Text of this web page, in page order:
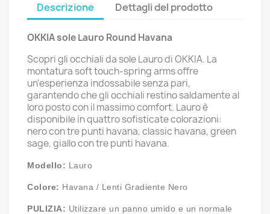
Descrizione Dettagli del prodotto
OKKIA sole Lauro Round Havana
Scopri gli occhiali da sole Lauro di OKKIA. La
montatura soft touch-spring arms offre
un'esperienza indossabile senza pari,
garantendo che gli occhiali restino saldamente al
loro posto con il massimo comfort. Lauro è
disponibile in quattro sofisticate colorazioni:
nero con tre punti havana, classic havana, green
sage, giallo con tre punti havana.
Modello: Lauro
Colore: Havana / Lenti Gradiente Nero
PULIZIA: Utilizzare un panno umido e un normale